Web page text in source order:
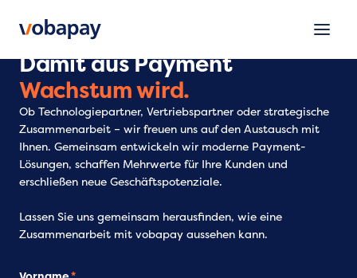
Damit aus Payment
Wachstum wird.
Ob Technologiepartner, Vertriebspartner oder strategische
Zusammenarbeit – wir freuen uns auf den Austausch mit
Ihnen. Gemeinsam entwickeln wir moderne Payment-
Lösungen, schaffen Mehrwerte für Ihre Kunden und
erschließen neue Geschäftspotenziale.
Lassen Sie uns gemeinsam herausfinden, wie eine
Zusammenarbeit mit vobapay aussehen kann.